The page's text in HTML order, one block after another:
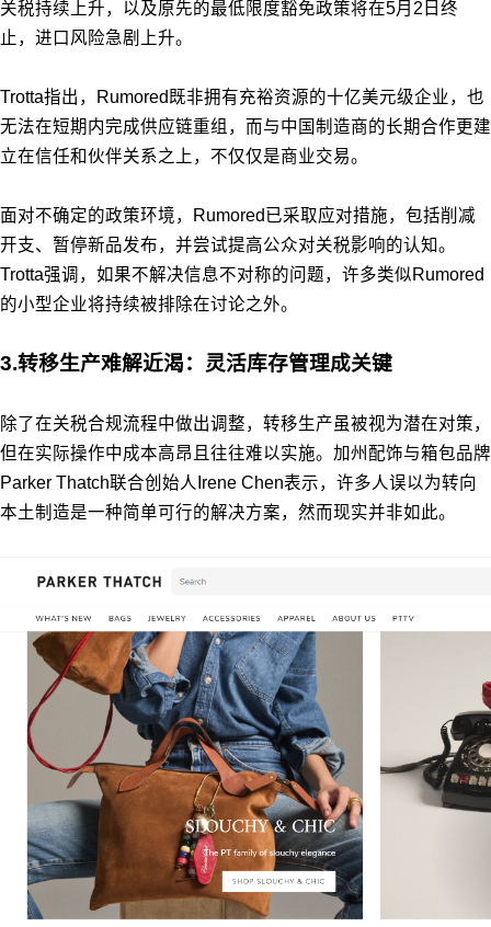
关税持续上升，以及原先的最低限度豁免政策将在5月2日终
止，进口风险急剧上升。
Trotta指出，Rumored既非拥有充裕资源的十亿美元级企业，也
无法在短期内完成供应链重组，而与中国制造商的长期合作更建
立在信任和伙伴关系之上，不仅仅是商业交易。
面对不确定的政策环境，Rumored已采取应对措施，包括削减
开支、暂停新品发布，并尝试提高公众对关税影响的认知。
Trotta强调，如果不解决信息不对称的问题，许多类似Rumored
的小型企业将持续被排除在讨论之外。
3.转移生产难解近渴：灵活库存管理成关键
除了在关税合规流程中做出调整，转移生产虽被视为潜在对策，
但在实际操作中成本高昂且往往难以实施。加州配饰与箱包品牌
Parker Thatch联合创始人Irene Chen表示，许多人误以为转向
本土制造是一种简单可行的解决方案，然而现实并非如此。